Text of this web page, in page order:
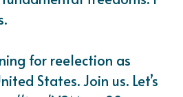
for reelection as
States. Join us. Let’s